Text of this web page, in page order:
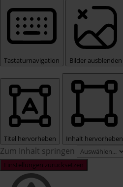
Tastaturnavigation Bilder ausblenden
Titel hervorheben Inhalt hervorheben
Zum Inhalt springen
Einstellungen zurücksetzen